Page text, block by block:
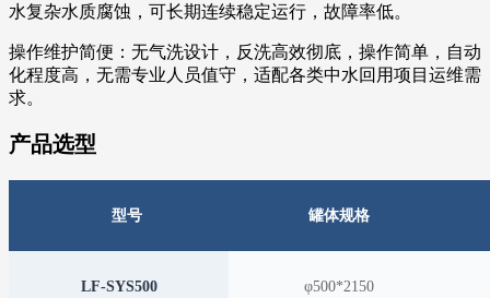
水复杂水质腐蚀，可长期连续稳定运行，故障率低。
操作维护简便：无气洗设计，反洗高效彻底，操作简单，自动
化程度高，无需专业人员值守，适配各类中水回用项目运维需
求。
产品选型
型号 罐体规格
LF-SYS500 φ500*2150